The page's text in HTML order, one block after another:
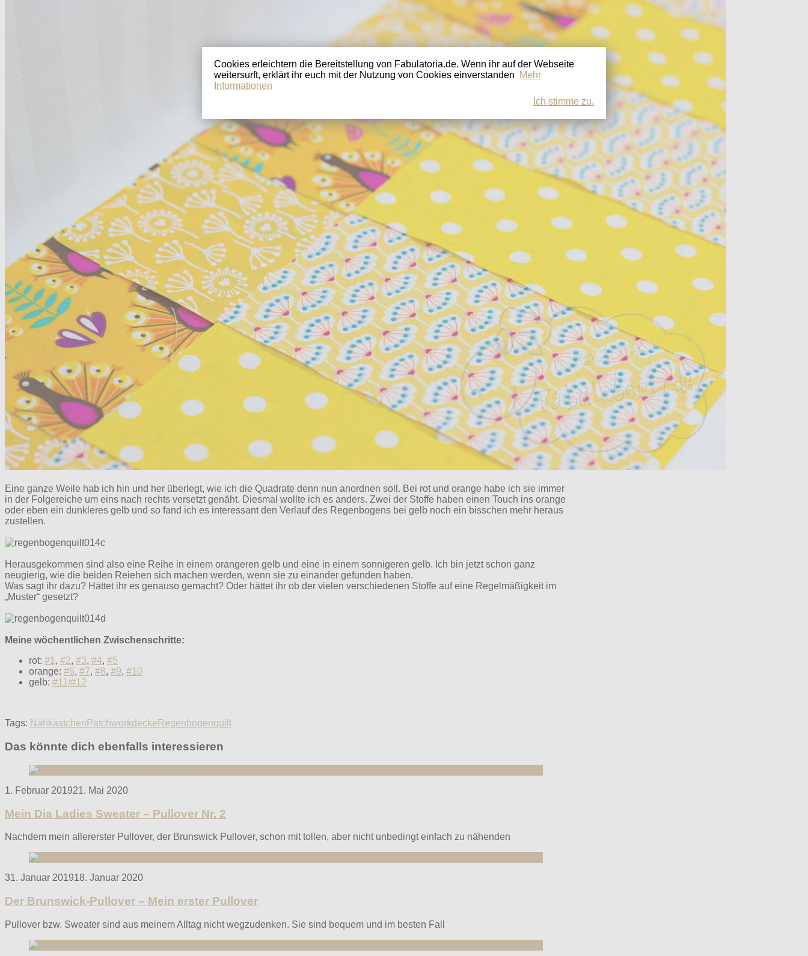
Eine ganze Weile hab ich hin und her überlegt, wie ich die Quadrate denn nun anordnen soll. Bei rot und orange habe ich sie immer
in der Folgereiche um eins nach rechts versetzt genäht. Diesmal wollte ich es anders. Zwei der Stoffe haben einen Touch ins orange
oder eben ein dunkleres gelb und so fand ich es interessant den Verlauf des Regenbogens bei gelb noch ein bisschen mehr heraus
zustellen.
Herausgekommen sind also eine Reihe in einem orangeren gelb und eine in einem sonnigeren gelb. Ich bin jetzt schon ganz
neugierig, wie die beiden Reiehen sich machen werden, wenn sie zu einander gefunden haben.
Was sagt ihr dazu? Hättet ihr es genauso gemacht? Oder hättet ihr ob der vielen verschiedenen Stoffe auf eine Regelmäßigkeit im
„Muster“ gesetzt?
Meine wöchentlichen Zwischenschritte:
rot: #1, #2, #3, #4, #5
orange: #6, #7, #8, #9, #10
gelb: #11/#12
Tags: Nähkästchen Patchworkdecke Regenbogenquilt
Das könnte dich ebenfalls interessieren
Posted
1. Februar 201921. Mai 2020
Mein Dia Ladies Sweater – Pullover Nr. 2
Nachdem mein allererster Pullover, der Brunswick Pullover, schon mit tollen, aber nicht unbedingt einfach zu nähenden
Posted
31. Januar 201918. Januar 2020
Der Brunswick-Pullover – Mein erster Pullover
Pullover bzw. Sweater sind aus meinem Alltag nicht wegzudenken. Sie sind bequem und im besten Fall
Cookies erleichtern die Bereitstellung von Fabulatoria.de. Wenn ihr auf der Webseite
weitersurft, erklärt ihr euch mit der Nutzung von Cookies einverstanden
Mehr
Informationen
Ich stimme zu.